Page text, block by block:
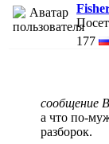
177
сообщение
а что по-
разборок.